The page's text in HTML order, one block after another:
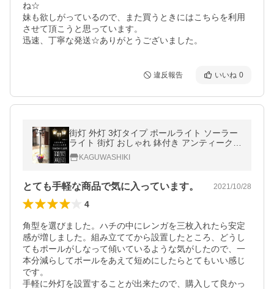
ね☆
妹も欲しがっているので、また買うときにはこちらを利用
させて頂こうと思っています。
迅速、丁寧な発送☆ありがとうございました。
違反報告 いいね 0
街灯 外灯 3灯タイプ ポールライト ソーラー
ライト 街灯 おしゃれ 鉢付き アンティーク
庭 門灯 屋外 自立式 ガーデンライト 庭園灯
LEDライト ガーデニング
KAGUWASHIKI
とても手軽な商品で気に入っています。 2021/10/28
4
角型を選びました。ハチの中にレンガを三枚入れたら安定
感が増しました。組み立ててから設置したところ、どうし
てもポールがしなって傾いているような気がしたので、一
本分減らしてポールをあえて短めにしたらとてもいい感じ
です。
手軽に外灯を設置することが出来たので、購入して良かっ